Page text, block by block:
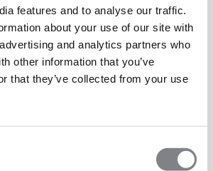
features and to analyse our traffic.
about your use of our site with
and analytics partners who
other information that you’ve
that they’ve collected from your use